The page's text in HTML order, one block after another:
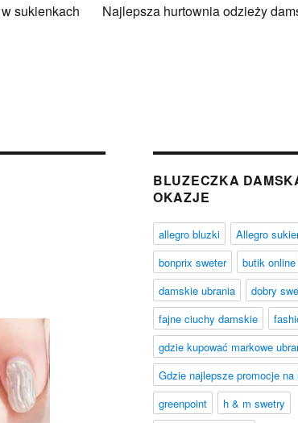
sukienkach
Najlepsza hurtownia odzieży
BLUZECZKA
OKAZJE
allegro bluzki
Allegro
bonprix sweter
butik online
damskie ubrania
dobry
fajne ciuchy damskie
gdzie kupować markowe
Gdzie najlepsze promocje na
greenpoint
h & m swetry